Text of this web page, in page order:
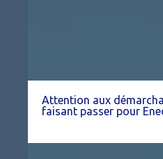
Attention aux
faisant passer pour